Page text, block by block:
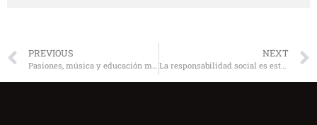
PREVIOUS NEXT
La responsabilidad social es estratégica